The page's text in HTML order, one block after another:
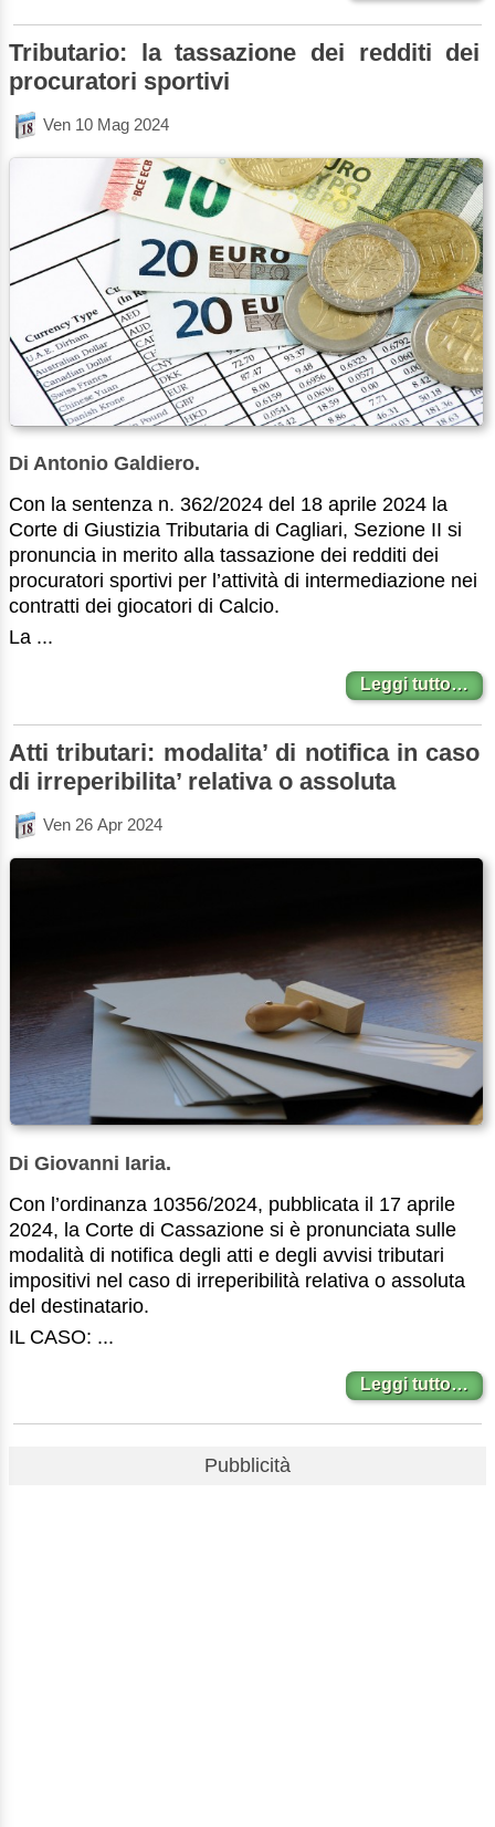
Tributario: la tassazione dei redditi dei
procuratori sportivi
Ven 10 Mag 2024
Di Antonio Galdiero.
Con la sentenza n. 362/2024 del 18 aprile 2024 la
Corte di Giustizia Tributaria di Cagliari, Sezione II si
pronuncia in merito alla tassazione dei redditi dei
procuratori sportivi per l’attività di intermediazione nei
contratti dei giocatori di Calcio.
La ...
Leggi tutto…
Atti tributari: modalita’ di notifica in caso
di irreperibilita’ relativa o assoluta
Ven 26 Apr 2024
Di Giovanni Iaria.
Con l’ordinanza 10356/2024, pubblicata il 17 aprile
2024, la Corte di Cassazione si è pronunciata sulle
modalità di notifica degli atti e degli avvisi tributari
impositivi nel caso di irreperibilità relativa o assoluta
del destinatario.
IL CASO: ...
Leggi tutto…
Pubblicità